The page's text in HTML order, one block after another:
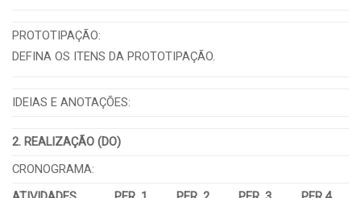
PROTOTIPAÇÃO:
DEFINA OS ITENS DA PROTOTIPAÇÃO.
IDEIAS E ANOTAÇÕES:
2. REALIZAÇÃO (DO)
CRONOGRAMA: